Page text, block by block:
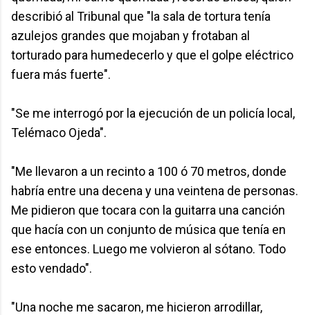
describió al Tribunal que "la sala de tortura tenía
azulejos grandes que mojaban y frotaban al
torturado para humedecerlo y que el golpe eléctrico
fuera más fuerte".
"Se me interrogó por la ejecución de un policía local,
Telémaco Ojeda".
"Me llevaron a un recinto a 100 ó 70 metros, donde
habría entre una decena y una veintena de personas.
Me pidieron que tocara con la guitarra una canción
que hacía con un conjunto de música que tenía en
ese entonces. Luego me volvieron al sótano. Todo
esto vendado".
"Una noche me sacaron, me hicieron arrodillar,